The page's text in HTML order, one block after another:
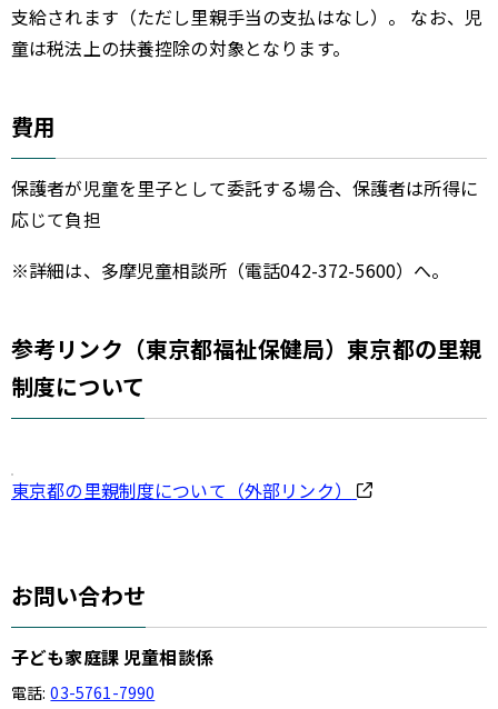
支給されます（ただし里親手当の支払はなし）。 なお、児
童は税法上の扶養控除の対象となります。
費用
保護者が児童を里子として委託する場合、保護者は所得に
応じて負担
※詳細は、多摩児童相談所（電話042-372-5600）へ。
参考リンク（東京都福祉保健局）東京都の里親
制度について
東京都の里親制度について（外部リンク）
お問い合わせ
子ども家庭課 児童相談係
電話: 03-5761-7990